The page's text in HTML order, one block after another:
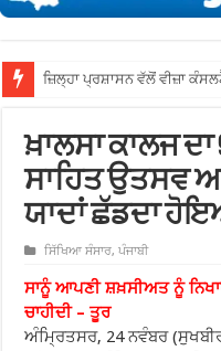
ਜ਼ਿਲ੍
ਖ਼ਾਲਸਾ ਕਾਲਜ
ਸਾਹਿਤ ਉਤਸਵ
ਯਾਦਾਂ ਛੱਡਦਾ
ਸਿੱਖਿਆ ਸੰਸਾਰ,ਪੰਜਾਬੀ
ਸਾਨੂੰ ਆਪਣੀ ਸ਼ਖ਼ਸੀਅਤ ਨੂੰ
ਚਾਹੀਦੀ – ਤੂਰ
ਅੰਮ੍ਰਿਤਸਰ, 24 ਨਵੰਬਰ